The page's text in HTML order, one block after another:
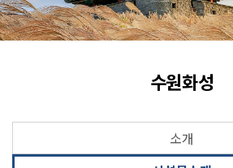
수원화성
소개